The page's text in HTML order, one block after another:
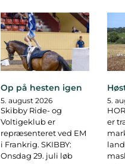
Op på hesten igen
5. august 2026
Skibby Ride- og
Voltigeklub er
repræsenteret ved EM
i Frankrig. SKIBBY:
Onsdag 29. juli løb
5.
er